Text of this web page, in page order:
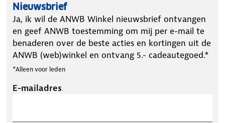
Nieuwsbrief
Ja, ik wil de ANWB Winkel nieuwsbrief ontvangen
en geef ANWB toestemming om mij per e-mail te
benaderen over de beste acties en kortingen uit de
ANWB (web)winkel en ontvang 5.- cadeautegoed.*
*Alleen voor leden
E-mailadres